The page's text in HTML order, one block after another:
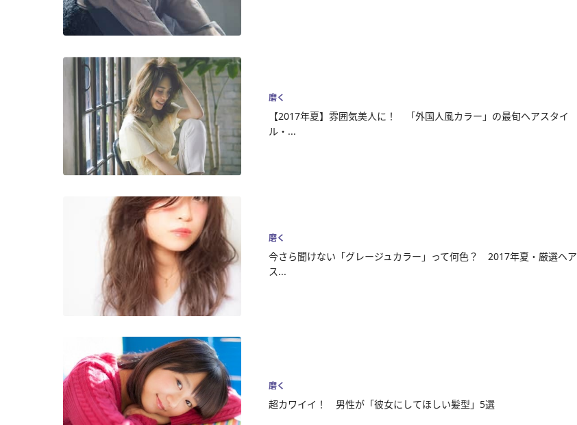
磨く
【2017年夏】雰囲気美人に！ 「外国人風カラー」の最旬ヘアスタイ
ル・...
磨く
今さら聞けない「グレージュカラー」って何色？ 2017年夏・厳選ヘア
ス...
磨く
超カワイイ！ 男性が「彼女にしてほしい髪型」5選